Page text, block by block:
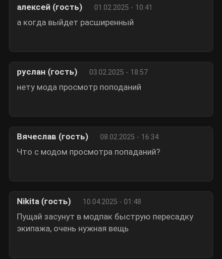
алексей (гость) 01.02.2025 - 10:41
а когда выйдет расширенный
руслан (гость) 03.02.2025 - 18:57
нету мода просмотр поподаний
Вячеслав (гость) 08.02.2025 - 16:34
Что с модом просмотра попаданий?
Nikita (гость) 10.04.2025 - 01:48
Пущай засунут в модпак быструю пересадку
экипажа, очень нужная вещь